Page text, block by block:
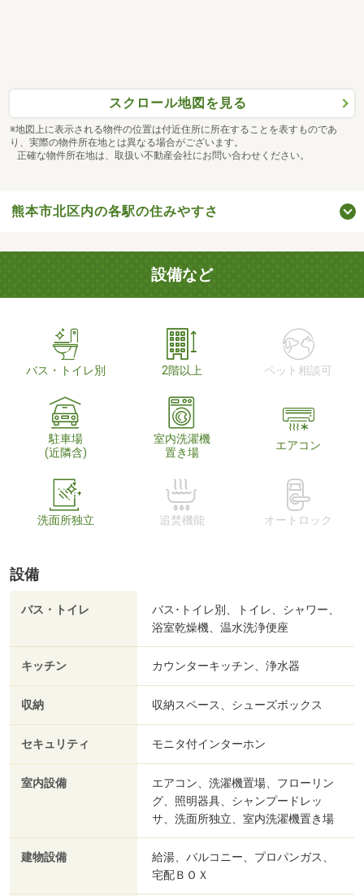
スクロール地図を見る
※地図上に表示される物件の位置は付近住所に所在することを表すものであ
り、実際の物件所在地とは異なる場合がございます。
正確な物件所在地は、取扱い不動産会社にお問い合わせください。
熊本市北区内の各駅の住みやすさ
設備など
バス・トイレ別 2階以上 ペット相談可
駐車場
(近隣含)
室内洗濯機
置き場
エアコン
洗面所独立 追焚機能 オートロック
設備
バス・トイレ
バス･トイレ別、トイレ、シャワー、
浴室乾燥機、温水洗浄便座
キッチン カウンターキッチン、浄水器
収納 収納スペース、シューズボックス
セキュリティ モニタ付インターホン
室内設備
エアコン、洗濯機置場、フローリン
グ、照明器具、シャンプードレッ
サ、洗面所独立、室内洗濯機置き場
建物設備
給湯、バルコニー、プロパンガス、
宅配ＢＯＸ